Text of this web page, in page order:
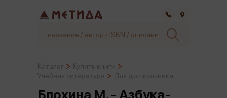
Блохина М. - Азбука-